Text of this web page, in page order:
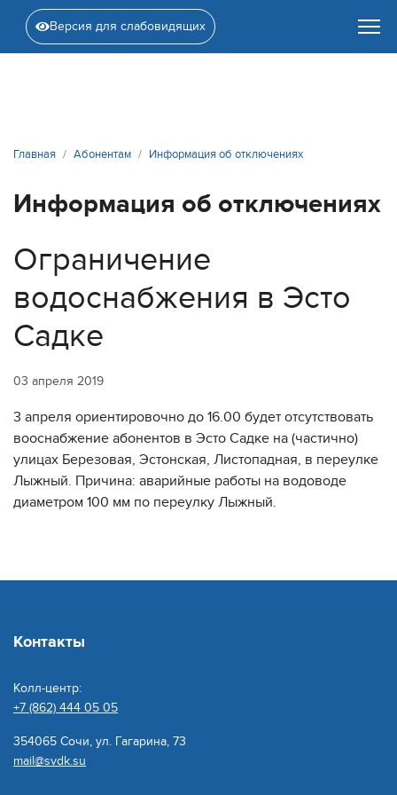
Версия для слабовидящих
Главная Абонентам Информация об отключениях
Информация об отключениях
Ограничение
водоснабжения в Эсто
Садке
03 апреля 2019
3 апреля ориентировочно до 16.00 будет отсутствовать
вооснабжение абонентов в Эсто Садке на (частично)
улицах Березовая, Эстонская, Листопадная, в переулке
Лыжный. Причина: аварийные работы на водоводе
диаметром 100 мм по переулку Лыжный.
Контакты
Колл-центр:
+7 (862) 444 05 05
354065 Сочи, ул. Гагарина, 73
mail@svdk.su